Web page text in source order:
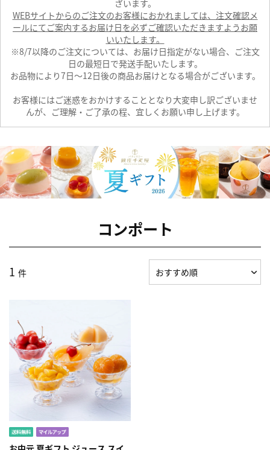
ざいます。
WEBサイトからのご注文のお客様におかれましては、注文確認メ
ールにてご案内するお届け日を必ずご確認いただきますようお願
いいたします。
※8/7以降のご注文については、お届け日指定がない場合、ご注文
日の最短日で発送手配いたします。
お品物により7日～12日後の商品お届けとなる場合がございます。
お客様にはご迷惑をおかけすることとなり大変申し訳ございませ
んが、ご理解・ご了承の程、宜しくお願い申し上げます。
コンポート
1 件